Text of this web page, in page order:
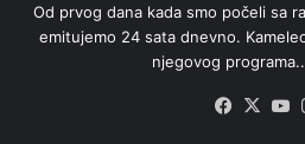
Od prvog dana kada smo počeli sa
emitujemo 24 sata dnevno.
njegovog
X